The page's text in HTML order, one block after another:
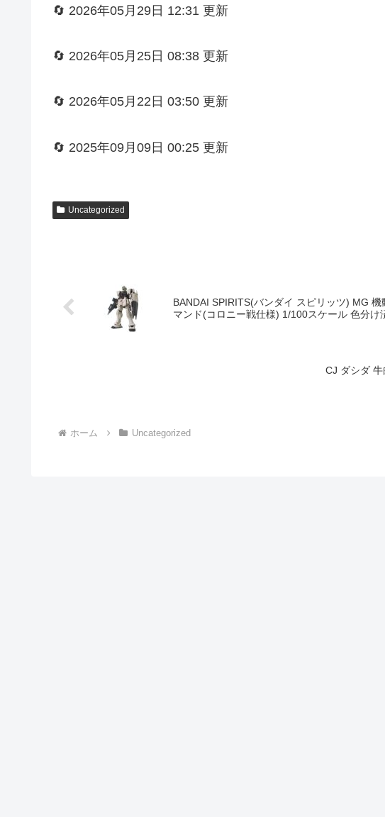
🔄 2026年05月29日 12:31 更新
🔄 2026年05月25日 08:38 更新
🔄 2026年05月22日 03:50 更新
🔄 2025年09月09日 00:25 更新
Uncategorized
BANDAI SPIRITS(バンダイ スピリッツ) MG
マンド(コロニー戦仕様) 1/100スケール 色分け
CJ ダシダ
ホーム Uncategorized